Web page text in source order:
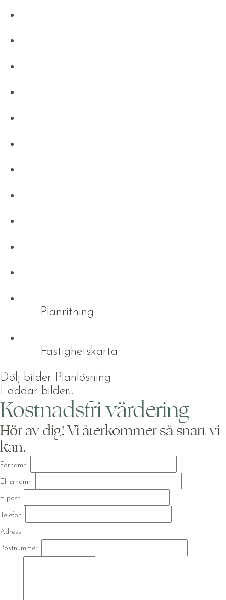
Planritning
Fastighetskarta
Dölj bilder Planlösning
Laddar bilder...
Kostnadsfri värdering
Hör av dig! Vi återkommer så snart vi
kan.
Förnamn
Efternamn
E-post
Telefon
Adress
Postnummer